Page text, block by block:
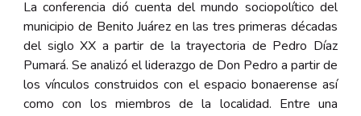
La conferencia dió cuenta del mundo sociopolítico del
municipio de Benito Juárez en las tres primeras décadas
del siglo XX a partir de la trayectoria de Pedro Díaz
Pumará. Se analizó el liderazgo de Don Pedro a partir de
los vínculos construidos con el espacio bonaerense así
como con los miembros de la localidad. Entre una